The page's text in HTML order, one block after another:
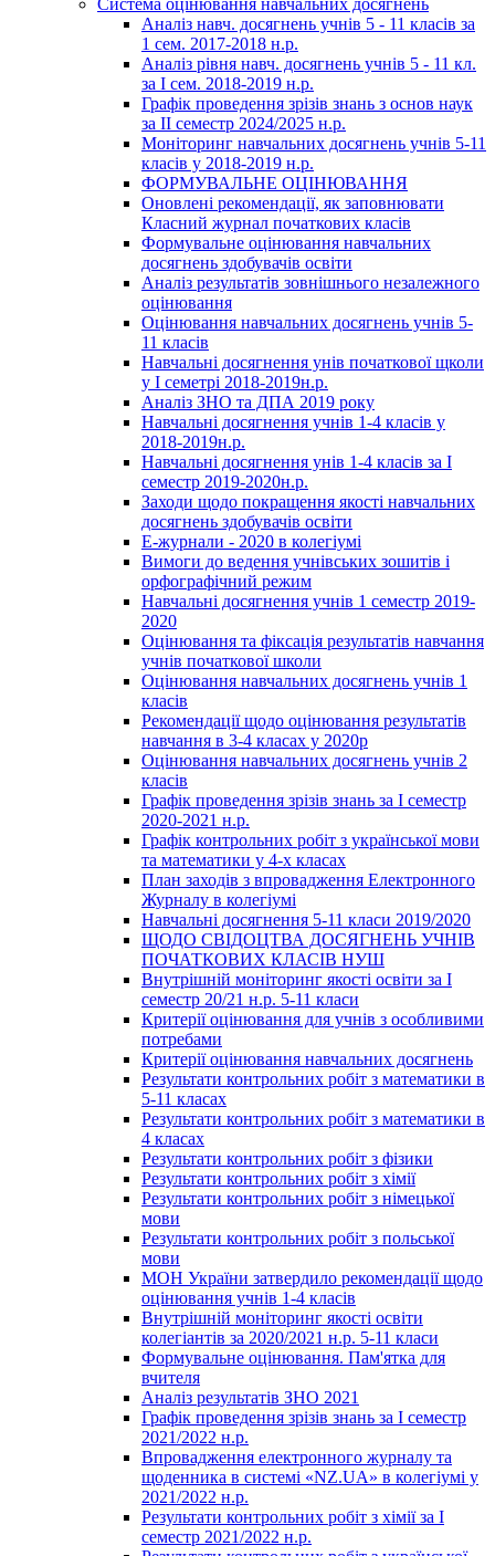
Система оцінювання навчальних досягнень
Аналіз навч. досягнень учнів 5 - 11 класів за
1 сем. 2017-2018 н.р.
Аналіз рівня навч. досягнень учнів 5 - 11 кл.
за І сем. 2018-2019 н.р.
Графік проведення зрізів знань з основ наук
за ІІ семестр 2024/2025 н.р.
Моніторинг навчальних досягнень учнів 5-11
класів у 2018-2019 н.р.
ФОРМУВАЛЬНЕ ОЦІНЮВАННЯ
Оновлені рекомендації, як заповнювати
Класний журнал початкових класів
Формувальне оцінювання навчальних
досягнень здобувачів освіти
Аналіз результатів зовнішнього незалежного
оцінювання
Оцінювання навчальних досягнень учнів 5-
11 класів
Навчальні досягнення унів початкової щколи
у І семетрі 2018-2019н.р.
Аналіз ЗНО та ДПА 2019 року
Навчальні досягнення учнів 1-4 класів у
2018-2019н.р.
Навчальні досягнення унів 1-4 класів за І
семестр 2019-2020н.р.
Заходи щодо покращення якості навчальних
досягнень здобувачів освіти
Е-журнали - 2020 в колегіумі
Вимоги до ведення учнівських зошитів і
орфографічний режим
Навчальні досягнення учнів 1 семестр 2019-
2020
Оцінювання та фіксація результатів навчання
учнів початкової школи
Оцінювання навчальних досягнень учнів 1
класів
Рекомендації щодо оцінювання результатів
навчання в 3-4 класах у 2020р
Оцінювання навчальних досягнень учнів 2
класів
Графік проведення зрізів знань за І семестр
2020-2021 н.р.
Графік контрольних робіт з української мови
та математики у 4-х класах
План заходів з впровадження Електронного
Журналу в колегіумі
Навчальні досягнення 5-11 класи 2019/2020
ЩОДО СВІДОЦТВА ДОСЯГНЕНЬ УЧНІВ
ПОЧАТКОВИХ КЛАСІВ НУШ
Внутрішній моніторинг якості освіти за І
семестр 20/21 н.р. 5-11 класи
Критерії оцінювання для учнів з особливими
потребами
Критерії оцінювання навчальних досягнень
Результати контрольних робіт з математики в
5-11 класах
Результати контрольних робіт з математики в
4 класах
Результати контрольних робіт з фізики
Результати контрольних робіт з хімії
Результати контрольних робіт з німецької
мови
Результати контрольних робіт з польської
мови
МОН України затвердило рекомендації щодо
оцінювання учнів 1-4 класів
Внутрішній моніторинг якості освіти
колегіантів за 2020/2021 н.р. 5-11 класи
Формувальне оцінювання. Пам'ятка для
вчителя
Аналіз результатів ЗНО 2021
Графік проведення зрізів знань за І семестр
2021/2022 н.р.
Впровадження електронного журналу та
щоденника в системі «NZ.UA» в колегіумі у
2021/2022 н.р.
Результати контрольних робіт з хімії за І
семестр 2021/2022 н.р.